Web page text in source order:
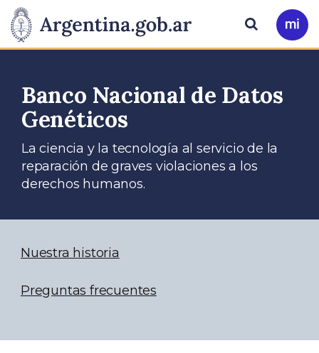
Presidencia
de
Nación
Pasar al contenido principal
Ir
a
Buscar
Banco Nacional de Datos
Genéticos
La ciencia y la tecnología al servicio de la
reparación de graves violaciones a los
derechos humanos.
Nuestra historia
Preguntas frecuentes